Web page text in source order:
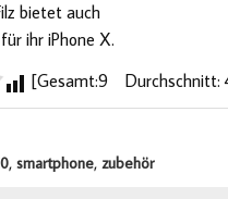
bietet auch
ihr iPhone X.
[Gesamt:9 Durchschnitt:
,smartphone,zubehör